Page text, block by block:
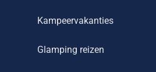
Kampeervakanties
Glamping reizen